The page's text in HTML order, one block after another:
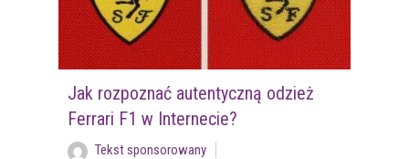
Jak rozpoznać autentyczną odzież
Ferrari F1 w Internecie?
Tekst sponsorowany